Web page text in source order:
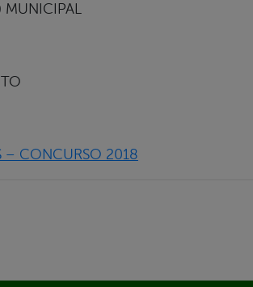
MUNICIPAL
– CONCURSO 2018